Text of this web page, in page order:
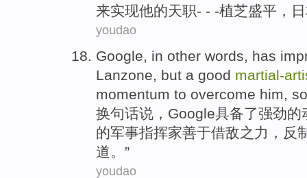
来实现他的天职- - -植芝盛平 ，
youdao
Google , in other words has
Lanzone , but a good martial-
momentum to overcome him,
换句话说， Google具备了强劲的
的军事指挥家善于借敌之力， 反
道。”
youdao